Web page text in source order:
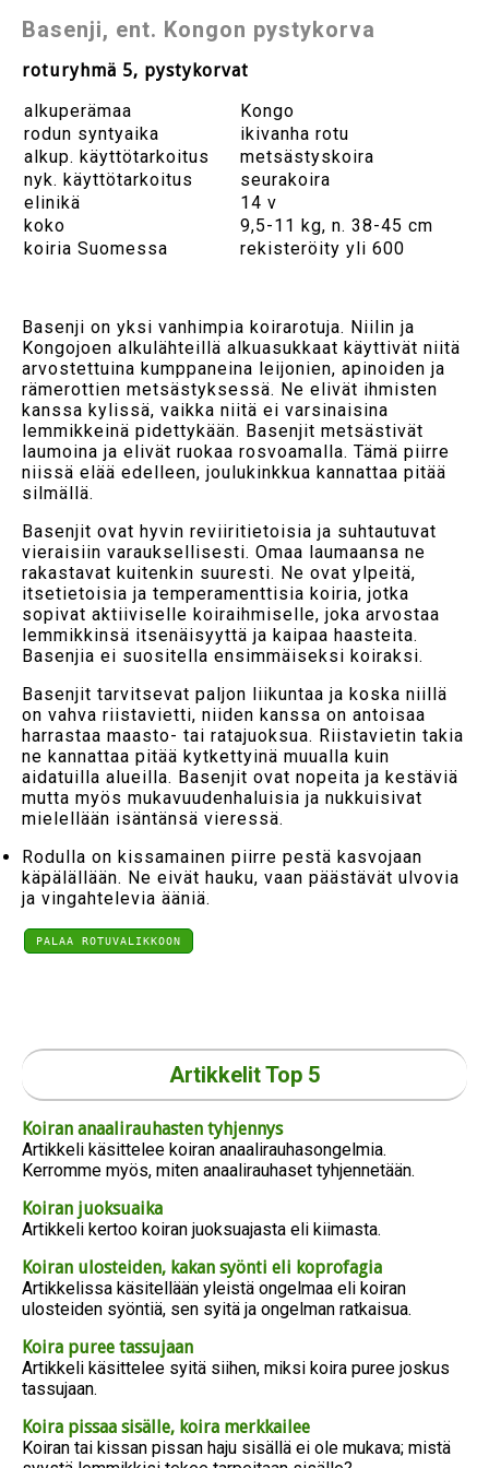
Basenji, ent. Kongon pystykorva
roturyhmä 5, pystykorvat
alkuperämaa
Kongo
rodun syntyaika
ikivanha rotu
alkup. käyttötarkoitus
metsästyskoira
nyk. käyttötarkoitus
seurakoira
elinikä
14 v
koko
9,5-11 kg, n. 38-45 cm
koiria Suomessa
rekisteröity yli 600
Basenji on yksi vanhimpia koirarotuja. Niilin ja
Kongojoen alkulähteillä alkuasukkaat käyttivät niitä
arvostettuina kumppaneina leijonien, apinoiden ja
rämerottien metsästyksessä. Ne elivät ihmisten
kanssa kylissä, vaikka niitä ei varsinaisina
lemmikkeinä pidettykään. Basenjit metsästivät
laumoina ja elivät ruokaa rosvoamalla. Tämä piirre
niissä elää edelleen, joulukinkkua kannattaa pitää
silmällä.
Basenjit ovat hyvin reviiritietoisia ja suhtautuvat
vieraisiin varauksellisesti. Omaa laumaansa ne
rakastavat kuitenkin suuresti. Ne ovat ylpeitä,
itsetietoisia ja temperamenttisia koiria, jotka
sopivat aktiiviselle koiraihmiselle, joka arvostaa
lemmikkinsä itsenäisyyttä ja kaipaa haasteita.
Basenjia ei suositella ensimmäiseksi koiraksi.
Basenjit tarvitsevat paljon liikuntaa ja koska niillä
on vahva riistavietti, niiden kanssa on antoisaa
harrastaa maasto- tai ratajuoksua. Riistavietin takia
ne kannattaa pitää kytkettyinä muualla kuin
aidatuilla alueilla. Basenjit ovat nopeita ja kestäviä
mutta myös mukavuudenhaluisia ja nukkuisivat
mielellään isäntänsä vieressä.
Rodulla on kissamainen piirre pestä kasvojaan
käpälällään. Ne eivät hauku, vaan päästävät ulvovia
ja vingahtelevia ääniä.
PALAA ROTUVALIKKOON
Artikkelit Top 5
Koiran anaalirauhasten tyhjennys
Artikkeli käsittelee koiran anaalirauhasongelmia.
Kerromme myös, miten anaalirauhaset tyhjennetään.
Koiran juoksuaika
Artikkeli kertoo koiran juoksuajasta eli kiimasta.
Koiran ulosteiden, kakan syönti eli koprofagia
Artikkelissa käsitellään yleistä ongelmaa eli koiran
ulosteiden syöntiä, sen syitä ja ongelman ratkaisua.
Koira puree tassujaan
Artikkeli käsittelee syitä siihen, miksi koira puree joskus
tassujaan.
Koira pissaa sisälle, koira merkkailee
Koiran tai kissan pissan haju sisällä ei ole mukava; mistä